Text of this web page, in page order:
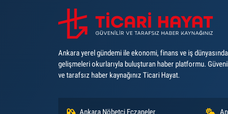
Ankara yerel gündemi ile ekonomi, finans ve iş
gelişmeleri okurlarıyla buluşturan haber platformu.
ve tarafsız haber kaynağınız Ticari Hayat.
Ankara Nöbetçi Eczaneler